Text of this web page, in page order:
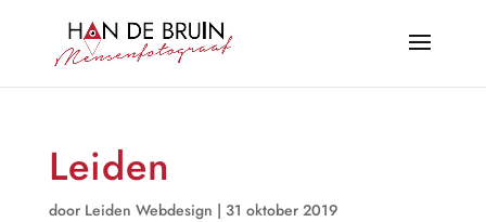
Leiden
door Leiden Webdesign | 31 oktober 2019